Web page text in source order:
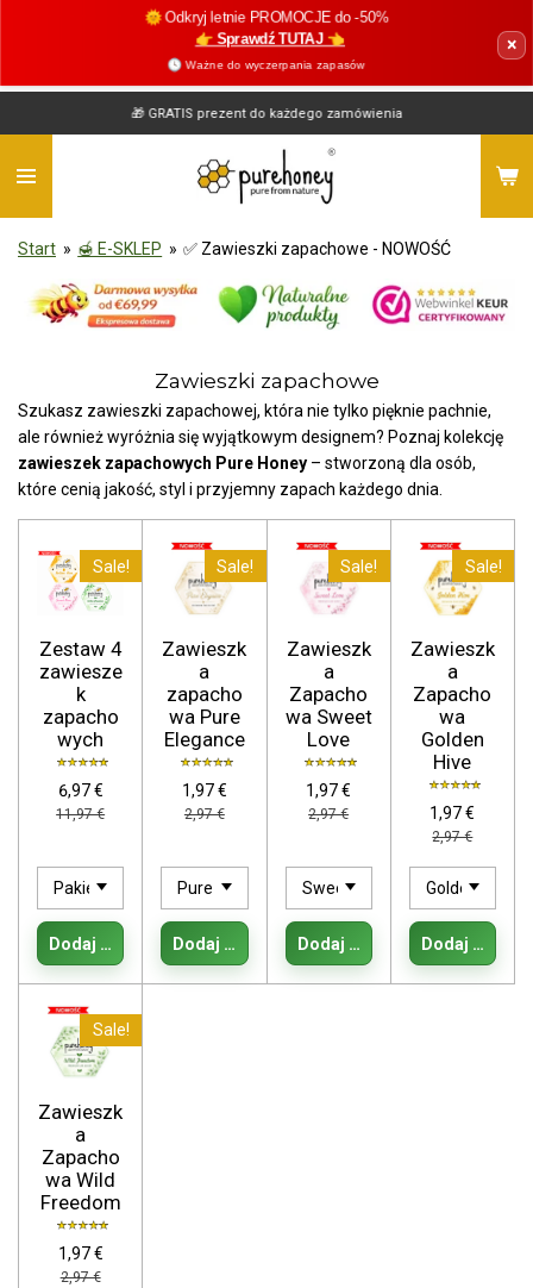
🌞 Odkryj letnie PROMOCJE do -50%
👉 Sprawdź TUTAJ 👈
🕓 Ważne do wyczerpania zapasów
×
🎁 GRATIS prezent do każdego zamówienia
Start » 🍯 E-SKLEP » ✅ Zawieszki zapachowe - NOWOŚĆ
Zawieszki zapachowe
Szukasz zawieszki zapachowej, która nie tylko pięknie pachnie,
ale również wyróżnia się wyjątkowym designem? Poznaj kolekcję
zawieszek zapachowych Pure Honey – stworzoną dla osób,
które cenią jakość, styl i przyjemny zapach każdego dnia.
Sale!
Zestaw 4
zawiesze
k
zapacho
wych
6,97 €
11,97 €
Dodaj do koszyka
Sale!
Zawieszk
a
zapacho
wa Pure
Elegance
1,97 €
2,97 €
Dodaj do koszyka
Sale!
Zawieszk
a
Zapacho
wa Sweet
Love
1,97 €
2,97 €
Dodaj do koszyka
Sale!
Zawieszk
a
Zapacho
wa
Golden
Hive
1,97 €
2,97 €
Dodaj do
Sale!
Zawieszk
a
Zapacho
wa Wild
Freedom
1,97 €
2,97 €